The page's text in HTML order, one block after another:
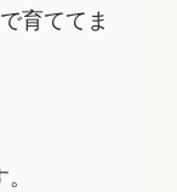
育ててま